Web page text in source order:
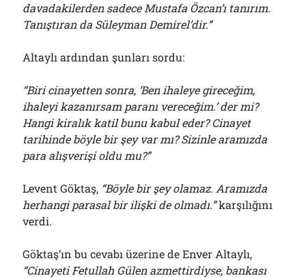
davadakilerden sadece Mustafa Özcan’ı tanırım.
Tanıştıran da Süleyman Demirel’dir.”
Altaylı ardından şunları sordu:
“Biri cinayetten sonra, ‘Ben ihaleye gireceğim,
ihaleyi kazanırsam paranı vereceğim.’ der mi?
Hangi kiralık katil bunu kabul eder? Cinayet
tarihinde böyle bir şey var mı? Sizinle aramızda
para alışverişi oldu mu?”
Levent Göktaş, “Böyle bir şey olamaz. Aramızda
herhangi parasal bir ilişki de olmadı.”karşılığını
verdi.
Göktaş’ın bu cevabı üzerine de Enver Altaylı,
“Cinayeti Fetullah Gülen azmettirdiyse, bankası